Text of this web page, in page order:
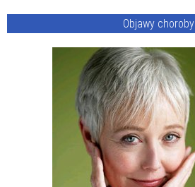
Objawy choroby